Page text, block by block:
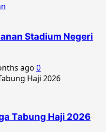
Stadium Negeri
ago 0
Tabung Haji 2026